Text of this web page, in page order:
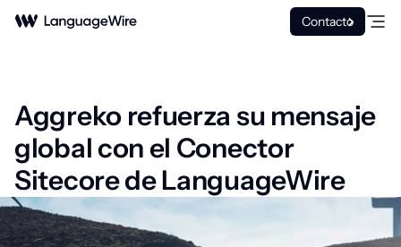
Contacto
Aggreko refuerza su mensaje
global con el Conector
Sitecore de LanguageWire